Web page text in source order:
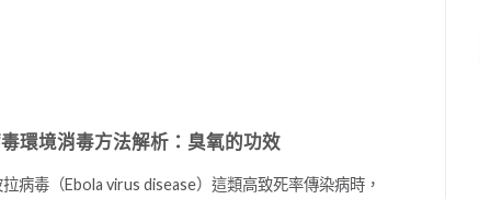
環境消毒方法解析：臭氧的功效
病毒（Ebola virus disease）這類高致死率傳染病時，